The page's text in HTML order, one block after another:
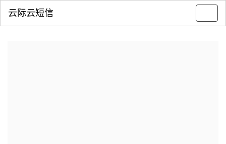
云际云短信